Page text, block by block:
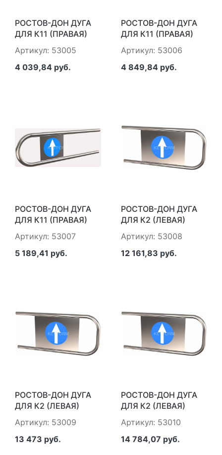
РОСТОВ-ДОН ДУГА
ДЛЯ К11 (ПРАВАЯ)
L=700 ММ
Артикул: 53005
4 039,84 руб.
РОСТОВ-ДОН ДУГА
ДЛЯ К11 (ПРАВАЯ)
L=800ММ
Артикул: 53006
4 849,84 руб.
РОСТОВ-ДОН ДУГА
ДЛЯ К11 (ПРАВАЯ)
L=900 ММ
Артикул: 53007
5 189,41 руб.
РОСТОВ-ДОН ДУГА
ДЛЯ К2 (ЛЕВАЯ)
L=660 ММ
Артикул: 53008
12 161,83 руб.
РОСТОВ-ДОН ДУГА
ДЛЯ К2 (ЛЕВАЯ)
L=760 ММ
Артикул: 53009
13 473 руб.
РОСТОВ-ДОН ДУГА
ДЛЯ К2 (ЛЕВАЯ)
L=860 ММ
Артикул: 53010
14 784,07 руб.